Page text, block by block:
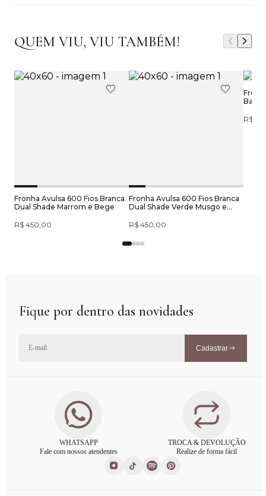
QUEM VIU, VIU TAMBÉM!
Fronha Avulsa 600 Fios Branca
Dual Shade Marrom e Bege
R$ 450,00
Fronha Avulsa 600 Fios Branca
Dual Shade Verde Musgo e
R$ 450,00
R$
Fique por dentro das novidades
Cadastrar
WHATSAPP
Fale com nossos atendentes
TROCA & DEVOLUÇÃO
Realize de forma fácil